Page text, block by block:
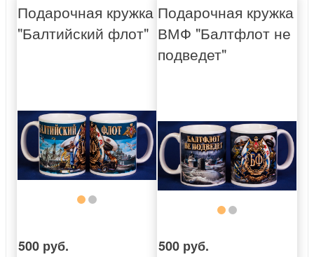
Подарочная кружка
"Балтийский флот"
500 руб.
Подарочная кружка
ВМФ "Балтфлот не
подведет"
500 руб.